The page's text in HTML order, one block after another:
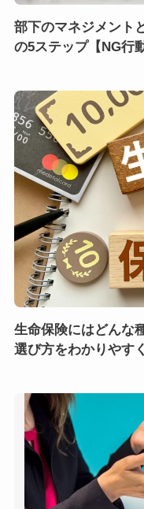
部下のマネジメント
の5ステップ【NG行
生命保険にはどんな
選び方をわかりやす